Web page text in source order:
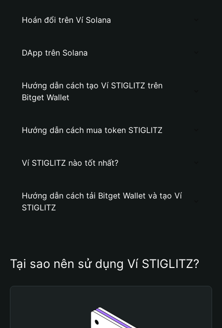
Hoán đổi trên Ví Solana
DApp trên Solana
Hướng dẫn cách tạo Ví STIGLITZ trên
Bitget Wallet
Hướng dẫn cách mua token STIGLITZ
Ví STIGLITZ nào tốt nhất?
Hướng dẫn cách tải Bitget Wallet và tạo Ví
STIGLITZ
Tại sao nên sử dụng Ví STIGLITZ?